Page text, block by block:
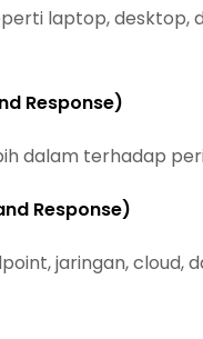
laptop,
Response)
dalam terhadap
Response)
jaringan,